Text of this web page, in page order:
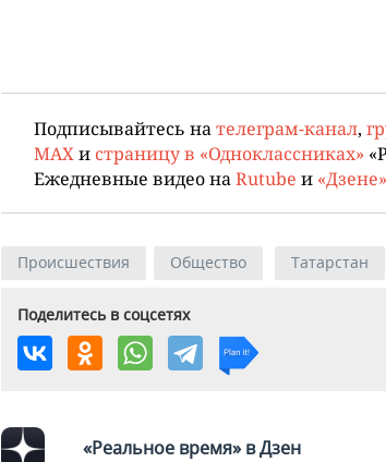
Подписывайтесь нателеграм-канал,
MAXи страницу в «Одноклассниках»
Ежедневные видео наRutube и «Дзене»
Происшествия Общество Татарстан
Поделитесь в соцсетях
«Реальное время» в Дзен